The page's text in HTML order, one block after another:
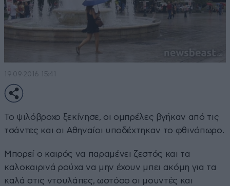
19·09·2016 15:41
Το ψιλόβροχο ξεκίνησε, οι ομπρέλες βγήκαν από τις
τσάντες και οι Αθηναίοι υποδέχτηκαν το φθινόπωρο.
Μπορεί ο καιρός να παραμένει ζεστός και τα
καλοκαιρινά ρούχα να μην έχουν μπει ακόμη για τα
καλά στις ντουλάπες, ωστόσο οι μουντές και